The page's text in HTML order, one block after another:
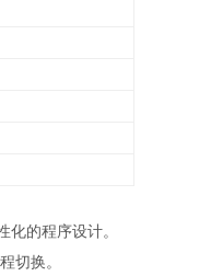
化的程序设计。
切换。